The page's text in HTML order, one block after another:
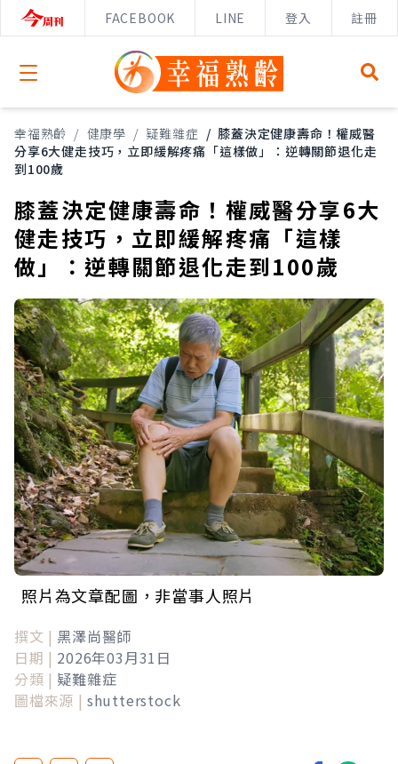
FACEBOOK LINE 登入 註冊
Open menu
幸福熟齡 / 健康學 / 疑難雜症 / 膝蓋決定健康壽命！權威醫
分享6大健走技巧，立即緩解疼痛「這樣做」：逆轉關節退化走
到100歲
膝蓋決定健康壽命！權威醫分享6大
健走技巧，立即緩解疼痛「這樣
做」：逆轉關節退化走到100歲
照片為文章配圖，非當事人照片
撰文 | 黑澤尚醫師
日期 | 2026年03月31日
分類 | 疑難雜症
圖檔來源 | shutterstock